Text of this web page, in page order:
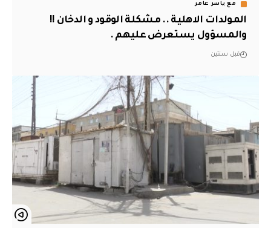
مع ياسر عامر
المولدات الاهلية .. مشكلة الوقود و الدخان !!
والمسؤول يستعرض عليهم .
قبل سنتين